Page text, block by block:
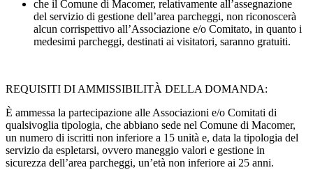
che il Comune di Macomer, relativamente all’assegnazione
del servizio di gestione dell’area parcheggi, non riconoscerà
alcun corrispettivo all’Associazione e/o Comitato, in quanto i
medesimi parcheggi, destinati ai visitatori, saranno gratuiti.
REQUISITI DI AMMISSIBILITÀ DELLA DOMANDA:
È ammessa la partecipazione alle Associazioni e/o Comitati di
qualsivoglia tipologia, che abbiano sede nel Comune di Macomer,
un numero di iscritti non inferiore a 15 unità e, data la tipologia del
servizio da espletarsi, ovvero maneggio valori e gestione in
sicurezza dell’area parcheggi, un’età non inferiore ai 25 anni.